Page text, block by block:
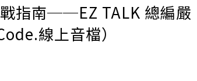
指南──EZ TALK 總編嚴
線上音檔）